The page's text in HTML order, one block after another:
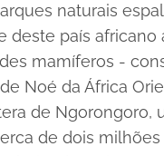
naturais
deste país africano
mamíferos -
Noé da África
de Ngorongoro,
de dois milhões